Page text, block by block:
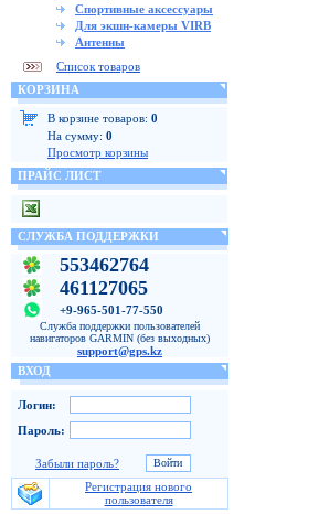
Спортивные аксессуары
Для экшн-камеры VIRB
Антенны
Список товаров
КОРЗИНА
В корзине товаров: 0
На сумму: 0
Просмотр корзины
ПРАЙС ЛИСТ
СЛУЖБА ПОДДЕРЖКИ
553462764
461127065
+9-965-501-77-550
Служба поддержки пользователей
навигаторов GARMIN (без выходных)
support@gps.kz
ВХОД
Логин:
Пароль:
Забыли пароль?
Регистрация нового
пользователя